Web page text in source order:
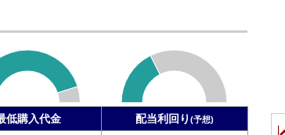
低購入代金 配当利回り (予想)